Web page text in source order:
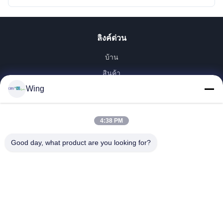
ลิงค์ด่วน
บ้าน
สินค้า
รายการ VR
เกี่ยวกับเรา
Wing
4:38 PM
Good day, what product are you looking for?